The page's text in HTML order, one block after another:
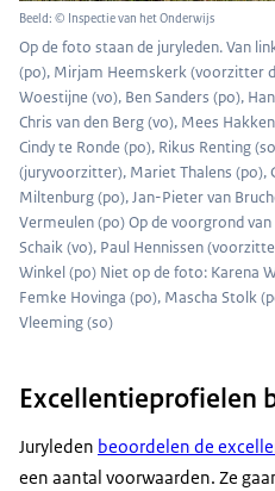
Beeld: © Inspectie van het Onderwijs
Op de foto staan de juryleden. Van
(po), Mirjam Heemskerk (voorzitter
Woestijne (vo), Ben Sanders (po),
Chris van den Berg (vo), Mees
Cindy te Ronde (po), Rikus Renting
(juryvoorzitter), Mariet Thalens (po),
Miltenburg (po), Jan-Pieter van
Vermeulen (po) Op de voorgrond
Schaik (vo), Paul Hennissen
Winkel (po) Niet op de foto: Karena
Femke Hovinga (po), Mascha Stolk
Vleeming (so)
Excellentieprofielen
Juryleden beoordelen de
een aantal voorwaarden. Ze